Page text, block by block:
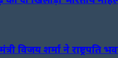
विजय शर्मा ने